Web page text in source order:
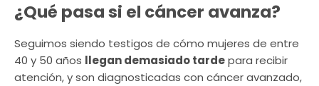
¿Qué pasa si el cáncer avanza?
Seguimos siendo testigos de cómo mujeres de entre
40 y 50 años llegan demasiado tardepara recibir
atención, y son diagnosticadas con cáncer avanzado,